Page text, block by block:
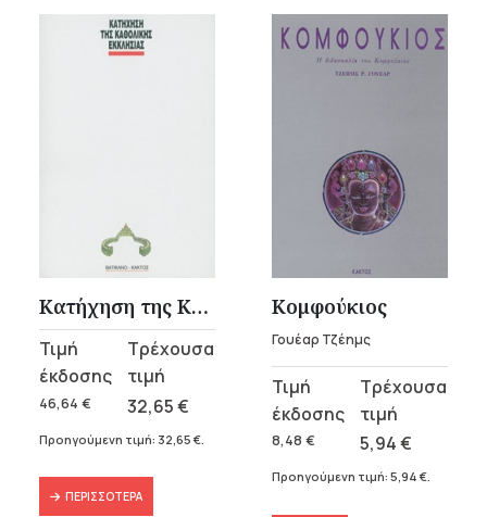
Κατήχηση της Καθολικής Εκκλησίας
46,64 €
Original
price
was:
46,64 €.
32,65€
Η
τρέχουσα
τιμή
Προηγούμενη τιμή: 32,65 €
ΠΕΡΙΣΣΌΤΕΡΑ
Κομφούκιος
Γουέαρ Τζέημς
8,48 €
Original
price
was:
8,48 €.
5,94€
Η
τρέχουσα
τιμή
είναι:
Προηγούμενη τιμή: 5,94 €.